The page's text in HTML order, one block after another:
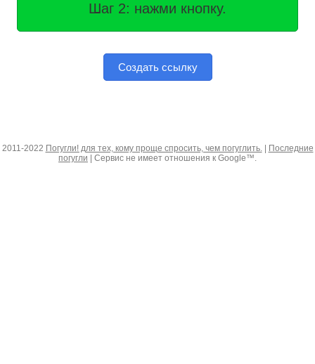
Шаг 2: нажми кнопку.
Создать ссылку
2011-2022 Погугли! для тех, кому проще спросить, чем погуглить.|
Последние
погугли | Сервис не имеет отношения к Google™.